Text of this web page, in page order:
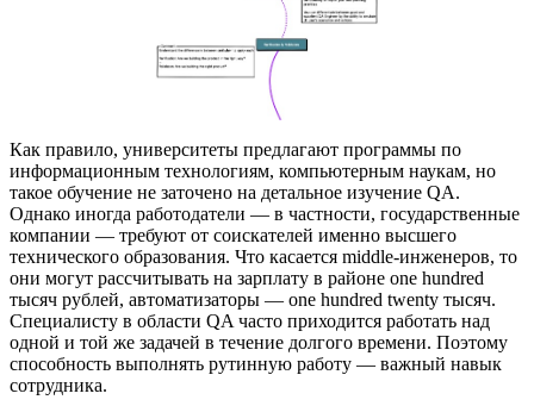
Как правило, университеты предлагают программы по
информационным технологиям, компьютерным наукам, но
такое обучение не заточено на детальное изучение QA.
Однако иногда работодатели — в частности, государственные
компании — требуют от соискателей именно высшего
технического образования. Что касается middle-инженеров, то
они могут рассчитывать на зарплату в районе one hundred
тысяч рублей, автоматизаторы — one hundred twenty тысяч.
Специалисту в области QA часто приходится работать над
одной и той же задачей в течение долгого времени. Поэтому
способность выполнять рутинную работу — важный навык
сотрудника.